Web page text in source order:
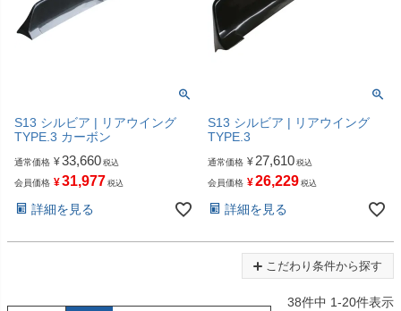
S13 シルビア | リアウイング
TYPE.3 カーボン
通常価格 ¥33,660 税込
会員価格 ¥31,977 税込
詳細を見る
S13 シルビア | リアウイング
TYPE.3
通常価格 ¥ 27,610 税込
会員価格 ¥26,229 税込
詳細を見る
こだわり条件から探す
38件中 1-20件表示